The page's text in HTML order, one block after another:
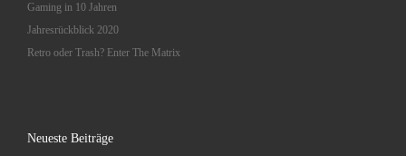
Gaming in 10 Jahren
Jahresrückblick 2020
Retro oder Trash? Enter The Matrix
Neueste Beiträge